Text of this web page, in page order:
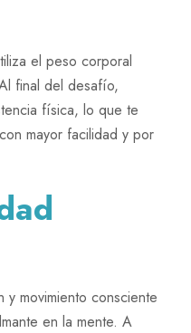
el peso corporal
final del desafío,
física, lo que te
mayor facilidad y por
y movimiento consciente
en la mente. A